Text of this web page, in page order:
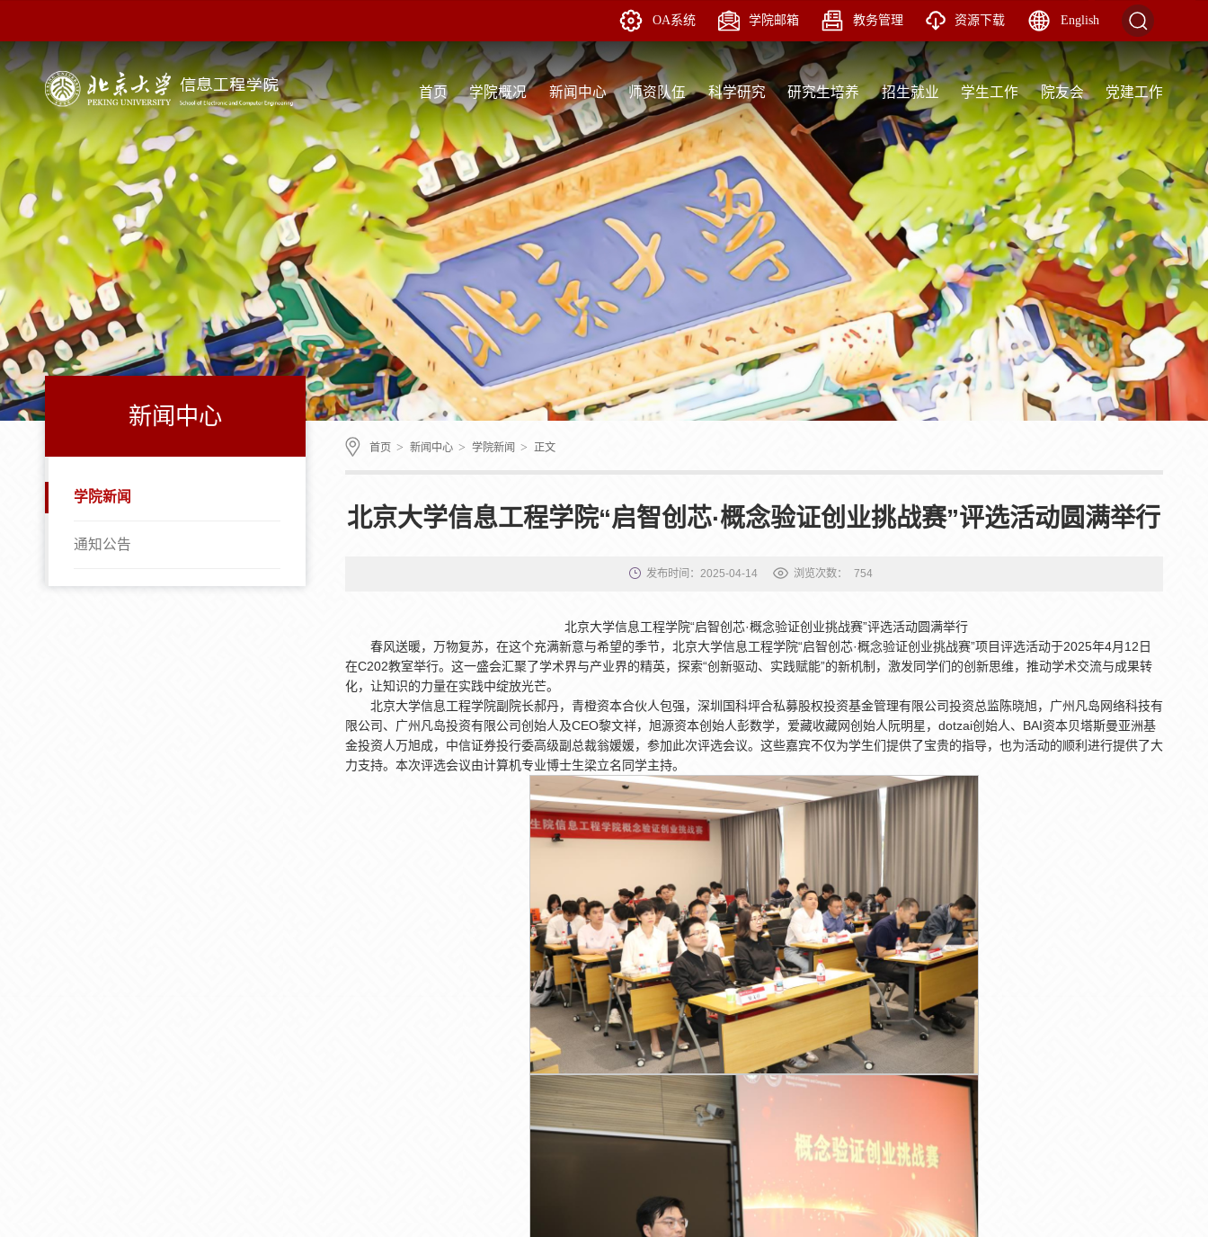
OA系统 学院邮箱 教务管理 资源下载 English
首页 学院概况 新闻中心 师资队伍 科学研究 研究生培养 招生就业 学生工作 院友会 党建工作
新闻中心
学院新闻
通知公告
首页 > 新闻中心 > 学院新闻 > 正文
北京大学信息工程学院“启智创芯·概念验证创业挑战赛”评选活动圆满举行
发布时间：2025-04-14 浏览次数： 754
北京大学信息工程学院“启智创芯·概念验证创业挑战赛”评选活动圆满举行
春风送暖，万物复苏，在这个充满新意与希望的季节，北京大学信息工程学院“启智创芯·概念验证创业挑战赛”项目评选活动于2025年4月12日
在C202教室举行。这一盛会汇聚了学术界与产业界的精英，探索“创新驱动、实践赋能”的新机制，激发同学们的创新思维，推动学术交流与成果转
化，让知识的力量在实践中绽放光芒。
北京大学信息工程学院副院长郝丹，青橙资本合伙人包强，深圳国科坪合私募股权投资基金管理有限公司投资总监陈晓旭，广州凡岛网络科技有
限公司、广州凡岛投资有限公司创始人及CEO黎文祥，旭源资本创始人彭数学，爱藏收藏网创始人阮明星，dotzai创始人、BAI资本贝塔斯曼亚洲基
金投资人万旭成，中信证券投行委高级副总裁翁媛媛，参加此次评选会议。这些嘉宾不仅为学生们提供了宝贵的指导，也为活动的顺利进行提供了大
力支持。本次评选会议由计算机专业博士生梁立名同学主持。